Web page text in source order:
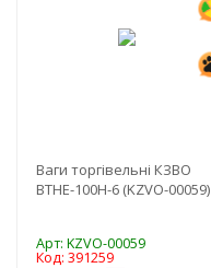
Ваги торгівельні КЗВО
BTНЕ-100Н-6 (KZVO-00059)
Арт: KZVO-00059
Код: 391259